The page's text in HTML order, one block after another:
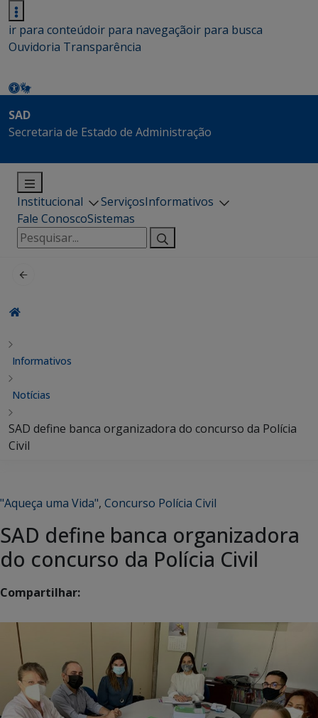
ir para conteúdoir para navegaçãoir para busca
Ouvidoria Transparência
SAD
Secretaria de Estado de Administração
Institucional ServiçosInformativos
Fale ConoscoSistemas
Pesquisar
por:
Informativos
Notícias
SAD define banca organizadora do concurso da Polícia
Civil
"Aqueça uma Vida", Concurso Polícia Civil
SAD define banca organizadora
do concurso da Polícia Civil
Compartilhar: